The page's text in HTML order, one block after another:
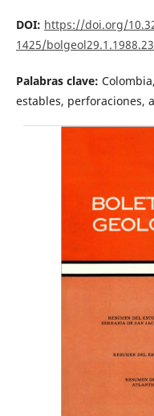
DOI: https://doi.org/
1425/
Palabras clave:
estables, perforaciones,